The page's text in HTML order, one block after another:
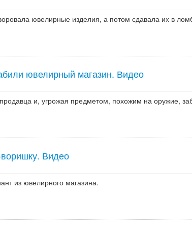
ювелирные изделия, а потом сдавала их в
ювелирный магазин. Видео
и, угрожая предметом, похожим на оружие,
Видео
из ювелирного магазина.